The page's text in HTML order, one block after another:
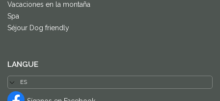
Vacaciones en la montaña
Spa
Séjour Dog friendly
LANGUE